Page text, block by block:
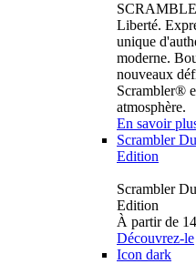
Liberté.
unique
moderne.
nouveaux
Scrambler®
atmosphère.
En savoir
Scrambler
Edition
Scrambler
Edition
À partir de
Découvrez-le
Icon dark